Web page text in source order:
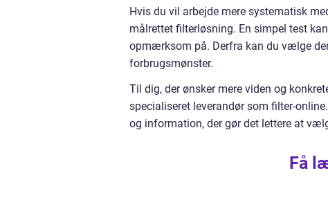
Hvis du vil arbejde mere systematisk
målrettet filterløsning. En simpel test
opmærksom på. Derfra kan du vælge
forbrugsmønster.
Til dig, der ønsker mere viden og
specialiseret leverandør som filter-
og information, der gør det lettere at
Få